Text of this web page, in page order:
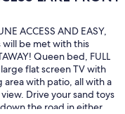
ACCESS AND EASY,
will be met with this
Queen bed, FULL
flat screen TV with
area with patio, all with a
view. Drive your sand toys
the road in either